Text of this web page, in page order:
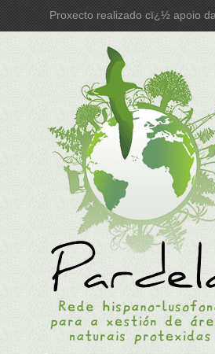
Proxecto realizado cï¿½ apoio